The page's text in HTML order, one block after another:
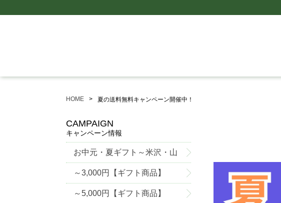
HOME 夏の送料無料キャンペーン開催中！
CAMPAIGN
キャンペーン情報
お中元・夏ギフト～米沢・山
形グルメ特集～
～3,000円【ギフト商品】
～5,000円【ギフト商品】